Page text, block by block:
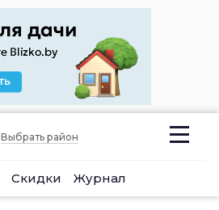
Выбрать район
Скидки Журнал